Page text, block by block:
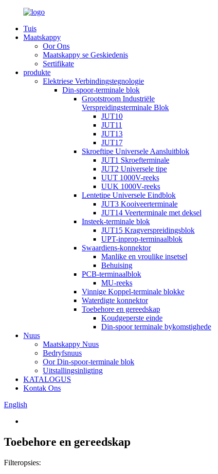
Tuis
Maatskappy
Oor Ons
Maatskappy se Geskiedenis
Sertifikate
produkte
Elektriese Verbindingstegnologie
Din-spoor-terminale blok
Grootstroom Industriële
Verspreidingsterminale Blok
JUT10
JUT11
JUT13
JUT17
Skroeftipe Universele Aansluitblok
JUT1 Skroefterminale
JUT2 Universele tipe
UUT 1000V-reeks
UUK 1000V-reeks
Lentetipe Universele Eindblok
JUT3 Kooiveerterminale
JUT14 Veerterminale met deksel
Insteek-terminale blok
JUT15 Kragverspreidingsblok
UPT-inprop-terminaalblok
Swaardiens-konnektor
Manlike en vroulike insetsel
Behuising
PCB-terminaalblok
MU-reeks
Vinnige Koppel-terminale blokke
Waterdigte konnektor
Toebehore en gereedskap
Koudgeperste einde
Din-spoor terminale bykomstighede
Nuus
Maatskappy Nuus
Bedryfsnuus
Oor Din-spoor-terminale blok
Uitstallingsinligting
KATALOGUS
Kontak Ons
English
Toebehore en gereedskap
Filteropsies: